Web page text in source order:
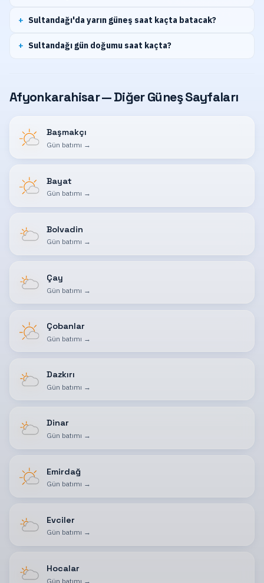
Sultandağı'da yarın güneş saat kaçta batacak?
Sultandağı gün doğumu saat kaçta?
Afyonkarahisar — Diğer Güneş Sayfaları
Başmakçı
Gün batımı →
Bayat
Gün batımı →
Bolvadin
Gün batımı →
Çay
Gün batımı →
Çobanlar
Gün batımı →
Dazkırı
Gün batımı →
Dinar
Gün batımı →
Emirdağ
Gün batımı →
Evciler
Gün batımı →
Hocalar
Gün batımı →